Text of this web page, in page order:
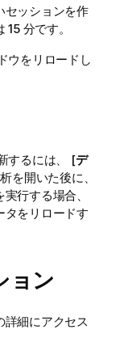
セッションを作
分です。
ウをリロードし
するには、 [デ
を開いた後に、
行する場合、
タをリロードす
ョン
詳細にアクセス